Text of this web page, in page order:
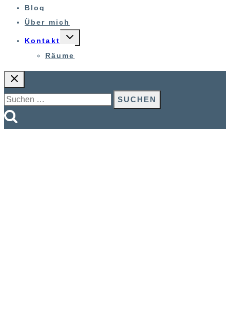
Blog
Über mich
Kontakt
UNTERMENÜ
UMSCHALTEN
Räume
Suchen
nach: